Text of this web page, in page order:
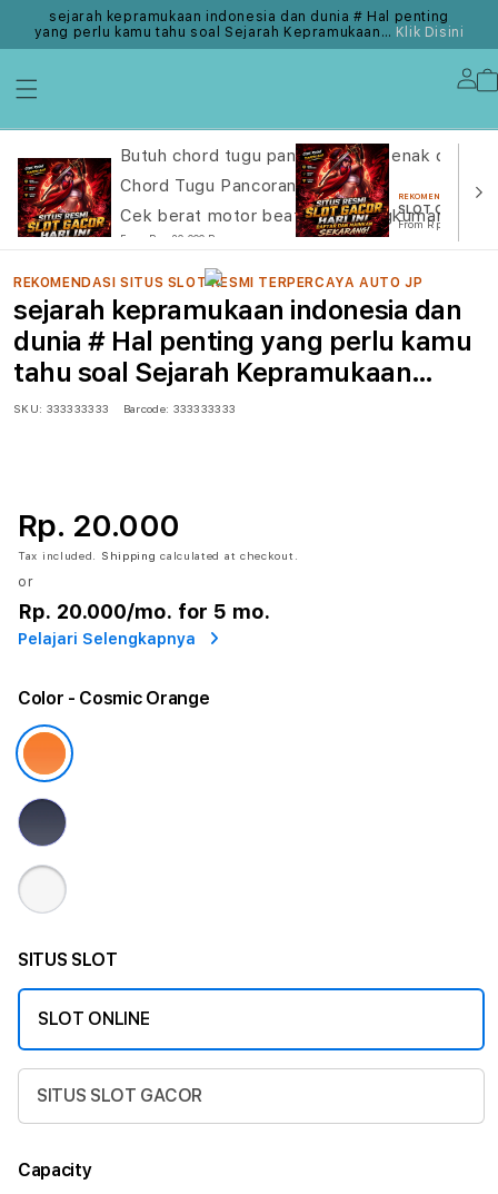
sejarah kepramukaan indonesia dan dunia # Hal penting
yang perlu kamu tahu soal Sejarah Kepramukaan… Klik Disini
Butuh chord tugu pancoran yang enak
Chord Tugu Pancoran
Cek berat motor beat lewat rangkuman
From Rp. 20.000 Rp
REKOMENDASI SITUS
SLOT ONLINE
From Rp. 20.000
REKOMENDASI SITUS SLOT RESMI TERPERCAYA AUTO JP
sejarah kepramukaan indonesia dan
dunia # Hal penting yang perlu kamu
tahu soal Sejarah Kepramukaan…
SKU: 333333333 Barcode: 333333333
Rp. 20.000
Tax included. Shipping calculated at checkout.
or
Rp. 20.000/mo. for 5 mo.
Pelajari Selengkapnya
Color - Cosmic Orange
SITUS SLOT
SLOT ONLINE
SITUS SLOT GACOR
Capacity